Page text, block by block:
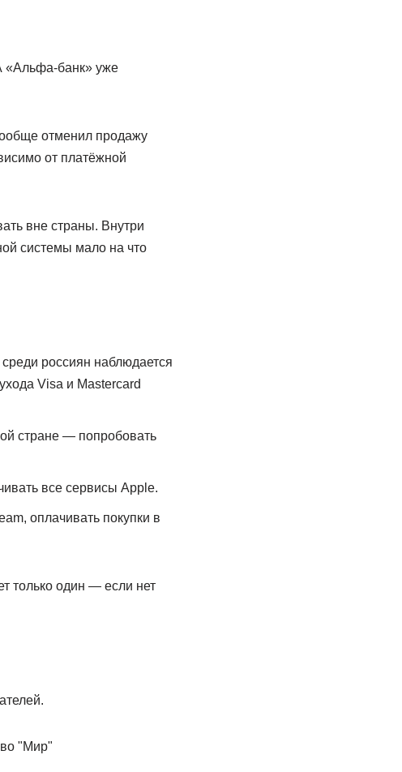
«Альфа-банк» уже
отменил продажу
от платёжной
вне страны. Внутри
системы мало на что
россиян наблюдается
Visa и Mastercard
стране — попробовать
все сервисы Apple.
оплачивать покупки в
только один — если нет
"Мир"